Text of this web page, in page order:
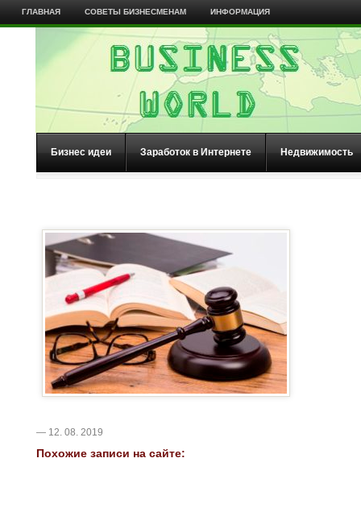
ГЛАВНАЯ СОВЕТЫ БИЗНЕСМЕНАМ ИНФОРМАЦИЯ
Бизнес идеи Заработок в Интернете Недвижимость
— 12. 08. 2019
Похожие записи на сайте: